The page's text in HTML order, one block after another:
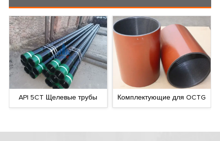
API 5CT Щелевые трубы Комплектующие для OCTG